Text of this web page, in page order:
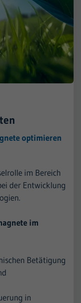
optimieren
im Bereich
der Entwicklung
im
Betätigung
in